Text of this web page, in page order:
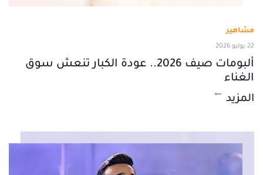
مشاهير
22 يوليو 2026
ألبومات صيف 2026.. عودة الكبار تنعش سوق
الغناء
المزيد